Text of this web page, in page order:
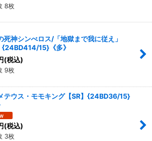
8枚
死神シンべロス/「地獄まで我に従え」
{24BD414/15}《多》
(税込)
9枚
テウス・モモキング【SR】{24BD36/15}
(税込)
3枚